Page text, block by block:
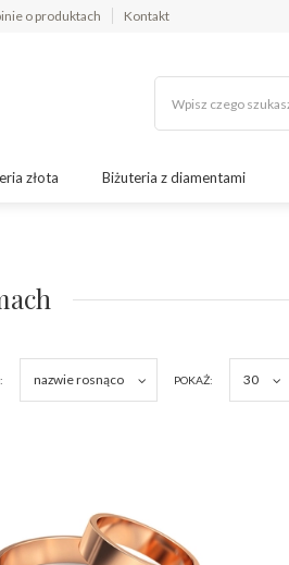
o produktach Kontakt
złota Biżuteria z diamentami
nazwie rosnąco POKAŻ: 30